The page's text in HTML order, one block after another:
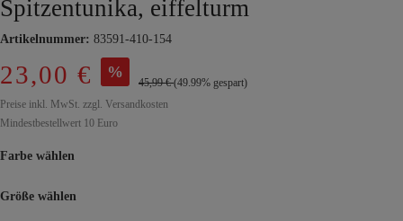
Spitzentunika, eiffelturm
Artikelnummer: 83591-410-154
23,00 € %
45,99 €(49.99% gespart)
Preise inkl. MwSt. zzgl. Versandkosten
Mindestbestellwert 10 Euro
Farbe wählen
Größe wählen